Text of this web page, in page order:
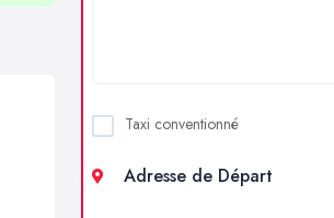
Taxi conventionné
Adresse de Départ